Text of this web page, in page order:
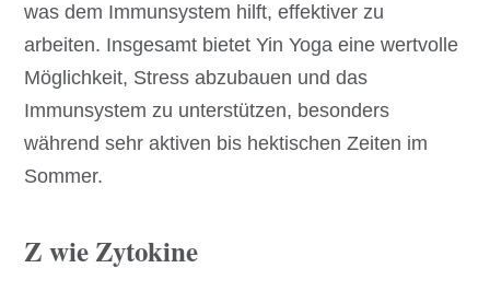
was dem Immunsystem hilft, effektiver zu
arbeiten. Insgesamt bietet Yin Yoga eine wertvolle
Möglichkeit, Stress abzubauen und das
Immunsystem zu unterstützen, besonders
während sehr aktiven bis hektischen Zeiten im
Sommer.
Z wie Zytokine